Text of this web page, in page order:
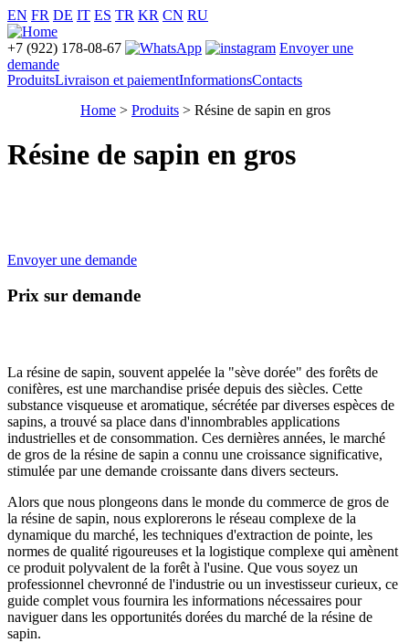
EN FR DE IT ES TR KR CN RU
+7 (922) 178-08-67
Envoyer une
demande
ProduitsLivraison et paiementInformationsContacts
Home > Produits > Résine de sapin en gros
Résine de sapin en gros
Envoyer une demande
Prix sur demande
La résine de sapin, souvent appelée la "sève dorée" des forêts de
conifères, est une marchandise prisée depuis des siècles. Cette
substance visqueuse et aromatique, sécrétée par diverses espèces de
sapins, a trouvé sa place dans d'innombrables applications
industrielles et de consommation. Ces dernières années, le marché
de gros de la résine de sapin a connu une croissance significative,
stimulée par une demande croissante dans divers secteurs.
Alors que nous plongeons dans le monde du commerce de gros de
la résine de sapin, nous explorerons le réseau complexe de la
dynamique du marché, les techniques d'extraction de pointe, les
normes de qualité rigoureuses et la logistique complexe qui amènent
ce produit polyvalent de la forêt à l'usine. Que vous soyez un
professionnel chevronné de l'industrie ou un investisseur curieux, ce
guide complet vous fournira les informations nécessaires pour
naviguer dans les opportunités dorées du marché de la résine de
sapin.